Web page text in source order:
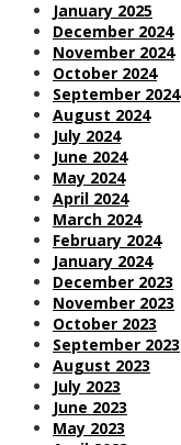
January 2025
December 2024
November 2024
October 2024
September 2024
August 2024
July 2024
June 2024
May 2024
April 2024
March 2024
February 2024
January 2024
December 2023
November 2023
October 2023
September 2023
August 2023
July 2023
June 2023
May 2023